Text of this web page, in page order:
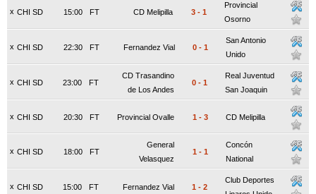
x CHI SD FT
15:00 CD Melipilla 3 - 1
Provincial
Osorno
x CHI SD FT
22:30 Fernandez Vial 0 - 1
San Antonio
Unido
x CHI SD FT
23:00
CD Trasandino
de Los Andes
0 - 1
Real Juventud
San Joaquin
x CHI SD FT
20:30 Provincial Ovalle 1 - 3 CD Melipilla
x CHI SD FT
18:00
General
Velasquez
1 - 1
Concón
National
x CHI SD FT
15:00 Fernandez Vial 1 - 2
Club Deportes